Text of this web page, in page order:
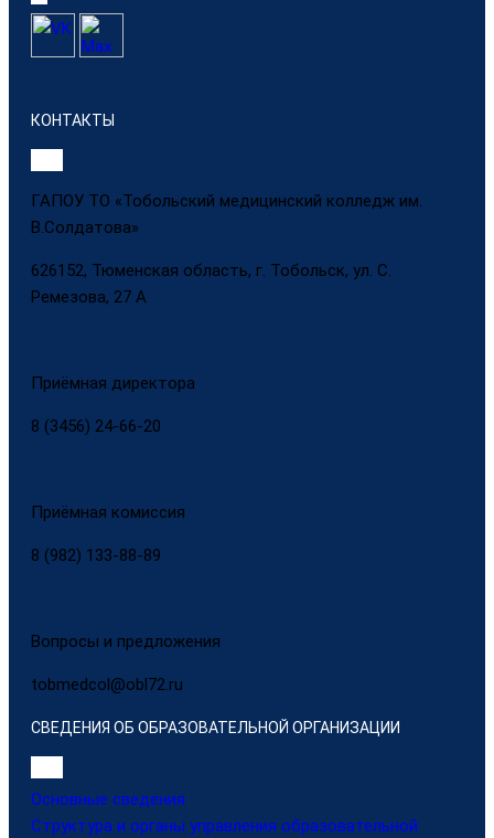
КОНТАКТЫ
ГАПОУ ТО «Тобольский медицинский колледж им.
В.Солдатова»
626152, Тюменская область, г. Тобольск, ул. С.
Ремезова, 27 А
Приёмная директора
8 (3456) 24-66-20
Приёмная комиссия
8 (982) 133-88-89
Вопросы и предложения
tobmedcol@obl72.ru
СВЕДЕНИЯ ОБ ОБРАЗОВАТЕЛЬНОЙ ОРГАНИЗАЦИИ
Основные сведения
Структура и органы управления образовательной